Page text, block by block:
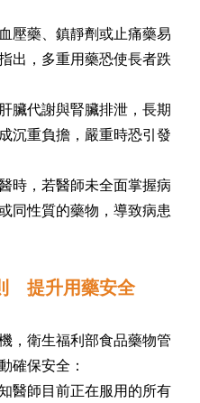
壓藥、鎮靜劑或止痛藥易
出，多重用藥恐使長者跌
臟代謝與腎臟排泄，長期
沉重負擔，嚴重時恐引發
時，若醫師未全面掌握病
同性質的藥物，導致病患
提升用藥安全
，衛生福利部食品藥物管
確保安全：
醫師目前正在服用的所有